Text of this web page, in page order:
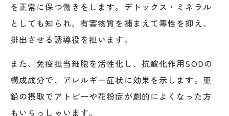
を正常に保つ働きをします。デトックス・ミネラル
としても知られ、有害物質を捕まえて毒性を抑え、
排出させる誘導役を担います。
また、免疫担当細胞を活性化し、抗酸化作用SODの
構成成分で、アレルギー症状に効果を示します。亜
鉛の摂取でアトピーや花粉症が劇的によくなった方
もいらっしゃいます。